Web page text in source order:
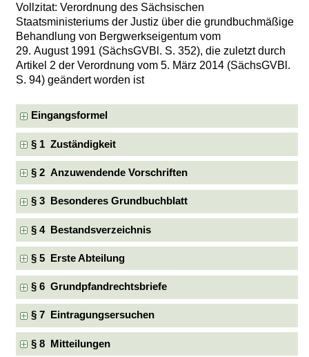
Vollzitat: Verordnung des Sächsischen
Staatsministeriums der Justiz über die grundbuchmäßige
Behandlung von Bergwerkseigentum vom
29. August 1991 (SächsGVBl. S. 352), die zuletzt durch
Artikel 2 der Verordnung vom 5. März 2014 (SächsGVBl.
S. 94) geändert worden ist
Eingangsformel
§ 1 Zuständigkeit
§ 2 Anzuwendende Vorschriften
§ 3 Besonderes Grundbuchblatt
§ 4 Bestandsverzeichnis
§ 5 Erste Abteilung
§ 6 Grundpfandrechtsbriefe
§ 7 Eintragungsersuchen
§ 8 Mitteilungen